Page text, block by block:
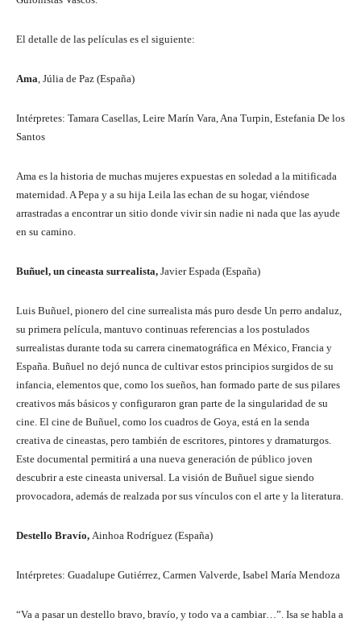
El detalle de las películas es el siguiente:
Ama, Júlia de Paz (España)
Intérpretes: Tamara Casellas, Leire Marín Vara, Ana Turpin, Estefania De los
Santos
Ama es la historia de muchas mujeres expuestas en soledad a la mitificada
maternidad. A Pepa y a su hija Leila las echan de su hogar, viéndose
arrastradas a encontrar un sitio donde vivir sin nadie ni nada que las ayude
en su camino.
Buñuel, un cineasta surrealista, Javier Espada (España)
Luis Buñuel, pionero del cine surrealista más puro desde Un perro andaluz,
su primera película, mantuvo continuas referencias a los postulados
surrealistas durante toda su carrera cinematográfica en México, Francia y
España. Buñuel no dejó nunca de cultivar estos principios surgidos de su
infancia, elementos que, como los sueños, han formado parte de sus pilares
creativos más básicos y configuraron gran parte de la singularidad de su
cine. El cine de Buñuel, como los cuadros de Goya, está en la senda
creativa de cineastas, pero también de escritores, pintores y dramaturgos.
Este documental permitirá a una nueva generación de público joven
descubrir a este cineasta universal. La visión de Buñuel sigue siendo
provocadora, además de realzada por sus vínculos con el arte y la literatura.
Destello Bravío, Ainhoa Rodríguez (España)
Intérpretes: Guadalupe Gutiérrez, Carmen Valverde, Isabel María Mendoza
“Va a pasar un destello bravo, bravío, y todo va a cambiar…”. Isa se habla a